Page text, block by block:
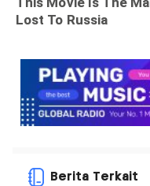
Berita Terkait